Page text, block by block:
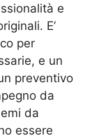
e
E’
per
e un
preventivo
da
da
essere